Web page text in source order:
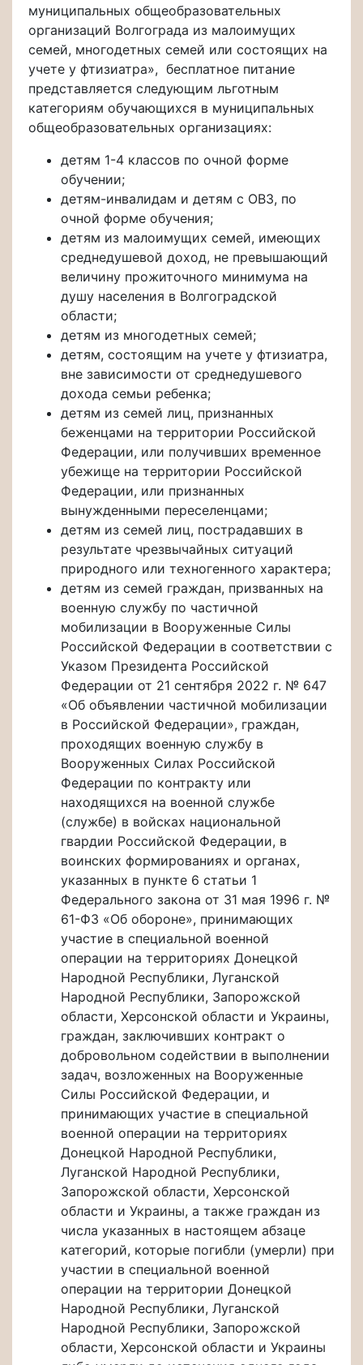
муниципальных общеобразовательных
организаций Волгограда из малоимущих
семей, многодетных семей или состоящих на
учете у фтизиатра», бесплатное питание
представляется следующим льготным
категориям обучающихся в муниципальных
общеобразовательных организациях:
детям 1-4 классов по очной форме
обучении;
детям-инвалидам и детям с ОВЗ, по
очной форме обучения;
детям из малоимущих семей, имеющих
среднедушевой доход, не превышающий
величину прожиточного минимума на
душу населения в Волгоградской
области;
детям из многодетных семей;
детям, состоящим на учете у фтизиатра,
вне зависимости от среднедушевого
дохода семьи ребенка;
детям из семей лиц, признанных
беженцами на территории Российской
Федерации, или получивших временное
убежище на территории Российской
Федерации, или признанных
вынужденными переселенцами;
детям из семей лиц, пострадавших в
результате чрезвычайных ситуаций
природного или техногенного характера;
детям из семей граждан, призванных на
военную службу по частичной
мобилизации в Вооруженные Силы
Российской Федерации в соответствии с
Указом Президента Российской
Федерации от 21 сентября 2022 г. № 647
«Об объявлении частичной мобилизации
в Российской Федерации», граждан,
проходящих военную службу в
Вооруженных Силах Российской
Федерации по контракту или
находящихся на военной службе
(службе) в войсках национальной
гвардии Российской Федерации, в
воинских формированиях и органах,
указанных в пункте 6 статьи 1
Федерального закона от 31 мая 1996 г. №
61-ФЗ «Об обороне», принимающих
участие в специальной военной
операции на территориях Донецкой
Народной Республики, Луганской
Народной Республики, Запорожской
области, Херсонской области и Украины,
граждан, заключивших контракт о
добровольном содействии в выполнении
задач, возложенных на Вооруженные
Силы Российской Федерации, и
принимающих участие в специальной
военной операции на территориях
Донецкой Народной Республики,
Луганской Народной Республики,
Запорожской области, Херсонской
области и Украины, а также граждан из
числа указанных в настоящем абзаце
категорий, которые погибли (умерли) при
участии в специальной военной
операции на территории Донецкой
Народной Республики, Луганской
Народной Республики, Запорожской
области, Херсонской области и Украины